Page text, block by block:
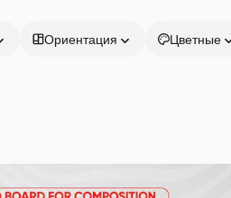
Ориентация Цветные